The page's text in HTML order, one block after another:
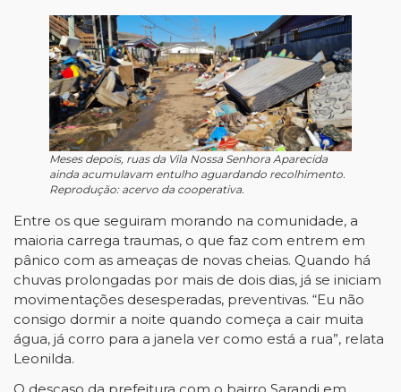
Meses depois, ruas da Vila Nossa Senhora Aparecida
ainda acumulavam entulho aguardando recolhimento.
Reprodução: acervo da cooperativa.
Entre os que seguiram morando na comunidade, a
maioria carrega traumas, o que faz com entrem em
pânico com as ameaças de novas cheias. Quando há
chuvas prolongadas por mais de dois dias, já se iniciam
movimentações desesperadas, preventivas. “Eu não
consigo dormir a noite quando começa a cair muita
água, já corro para a janela ver como está a rua”, relata
Leonilda.